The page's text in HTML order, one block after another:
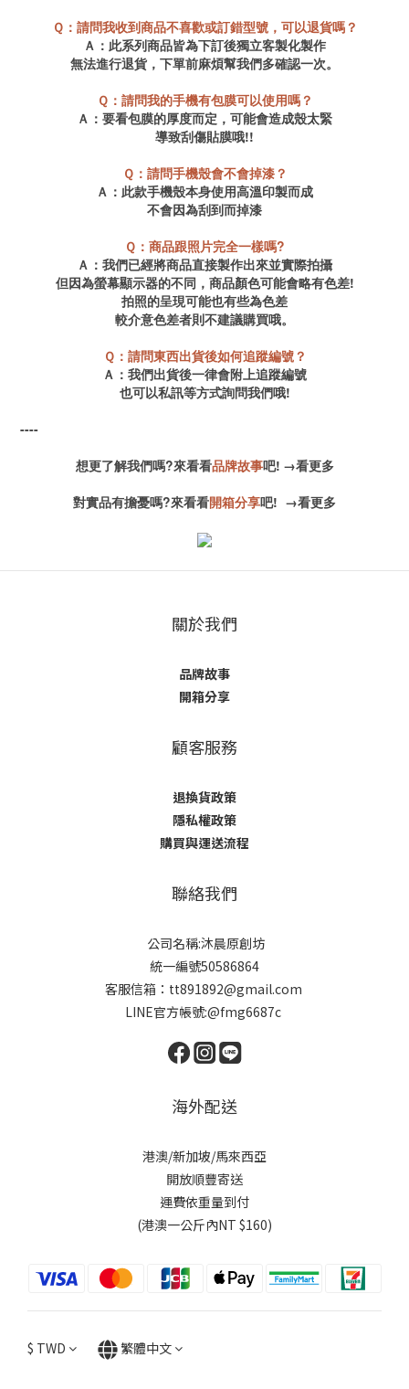
Ｑ：請問我收到商品不喜歡或訂錯型號，可以退貨嗎？
Ａ： 此系列商品皆為下訂後獨立客製化製作
無法進行退貨， 下單前麻煩幫我們多確認一次。
Ｑ：請問我的手機有包膜可以使用嗎？
Ａ：要看包膜的厚度而定，可能會造成殼太緊
導致刮傷貼膜哦!!
Ｑ：請問手機殼會不會掉漆？
Ａ：此款手機殼本身使用高溫印製而成
不會因為刮到而掉漆
Ｑ：商品跟照片完全一樣嗎?
Ａ： 我們已經將商品直接製作出來並實際拍攝
但因為螢幕顯示器的不同，商品顏色可能會略有色差!
拍照的呈現可能也有些為色差
較介意色差者則不建議購買哦。
Ｑ：請問東西出貨後如何追蹤編號？
Ａ：我們出貨後一律會附上追蹤編號
也可以私訊等方式詢問我們哦!
----
想更了解我們嗎?來看看品牌故事吧! →看更多
對實品有擔憂嗎?來看看開箱分享吧! →看更多
關於我們
品牌故事
開箱分享
顧客服務
退換貨政策
隱私權政策
購買與運送流程
聯絡我們
公司名稱:沐晨原創坊
統一編號50586864
客服信箱：tt891892@gmail.com
LINE官方帳號:@fmg6687c
海外配送
港澳/新加坡/馬來西亞
開放順豐寄送
運費依重量到付
(港澳一公斤內NT $160)
$ TWD 繁體中文